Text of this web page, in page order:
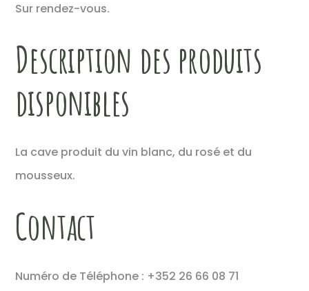
Sur rendez-vous.
Description des produits
disponibles
La cave produit du vin blanc, du rosé et du
mousseux.
Contact
Numéro de Téléphone : +352 26 66 08 71